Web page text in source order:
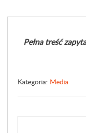
Pełna treść
Kategoria: Media